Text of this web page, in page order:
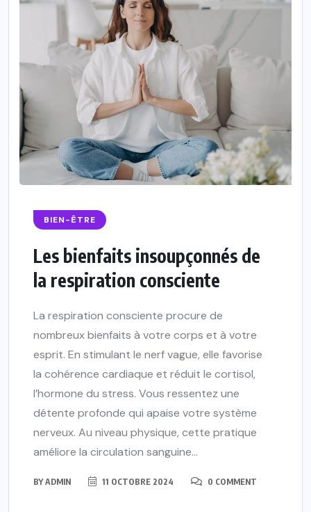
BIEN-ÊTRE
Les bienfaits insoupçonnés de
la respiration consciente
La respiration consciente procure de
nombreux bienfaits à votre corps et à votre
esprit. En stimulant le nerf vague, elle favorise
la cohérence cardiaque et réduit le cortisol,
l’hormone du stress. Vous ressentez une
détente profonde qui apaise votre système
nerveux. Au niveau physique, cette pratique
améliore la circulation sanguine...
BYADMIN 11 OCTOBRE 2024 0 COMMENT